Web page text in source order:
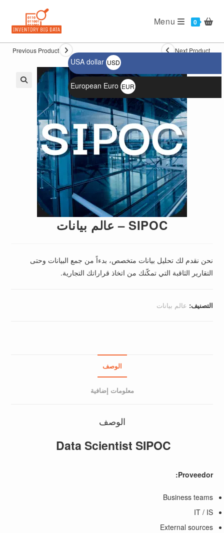
0
Menu
Previous Product Next Product
SIPOC – عالم بيانات
نحن نقدم لك تحليل بيانات متخصص، بدءاً من جمع البيانات وحتى
التقارير الثاقبة التي تمكّنك من اتخاذ قراراتك التجارية.
التصنيف: عالم بيانات
الوصف
معلومات إضافية
الوصف
Data Scientist SIPOC
Proveedor:
Business teams
IT / IS
External sources
USD
$
EUR
€